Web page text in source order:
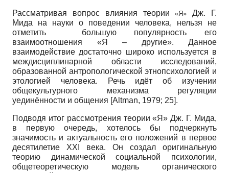
Рассматривая вопрос влияния теории«Я» Дж. Г.
Мида на науки о поведении человека, нельзя не
отметить большую популярность его
взаимоотношения «Я – другие». Данное
взаимодействие достаточно широко используется в
междисциплинарной области исследований,
образованной антропологической этнопсихологией и
этологией человека. Речь идёт об изучении
общекультурного механизма регуляции
уединённости и общения [Altman, 1979; 25].
Подводя итог рассмотрения теории «Я» Дж. Г. Мида,
в первую очередь, хотелось бы подчеркнуть
значимость и актуальность его положений в первое
десятилетие ХХI века. Он создал оригинальную
теорию динамической социальной психологии,
общетеоретическую модель органического